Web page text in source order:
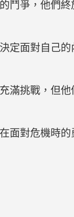
鬥爭，他們
定面對自己
滿挑戰，但
面對危機時